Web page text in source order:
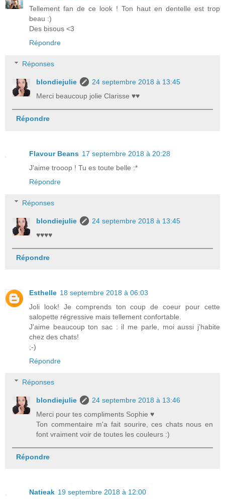
Tellement fan de ce look ! Ton haut en dentelle est trop
beau :)
Des bisous <3
Répondre
Réponses
blondiejulie
24 septembre 2018 à 13:45
Merci beaucoup jolie Clarisse ♥♥
Répondre
Flavour Beans 17 septembre 2018 à 20:28
J'aime trooop ! Tu es toute belle :*
Répondre
Réponses
blondiejulie
24 septembre 2018 à 13:45
♥♥♥♥
Répondre
Esthelle 18 septembre 2018 à 06:03
Joli look! Je comprends ton coup de coeur pour cette
salopette régressive mais tellement confortable.
J'aime beaucoup ton sac : il me parle, moi aussi j'habite
chez des chats!
;-)
Répondre
Réponses
blondiejulie
24 septembre 2018 à 13:46
Merci pour tes compliments Sophie ♥
Ton commentaire m'a fait sourire, ces chats nous en
font vraiment voir de toutes les couleurs :)
Répondre
Natieak 19 septembre 2018 à 12:00